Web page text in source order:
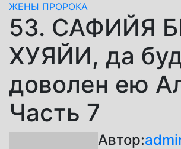
ЖЕНЫ ПРОРОКА
53. САФИЙЯ
ХУЯЙИ, да
доволен ею
Часть 7
Автор: